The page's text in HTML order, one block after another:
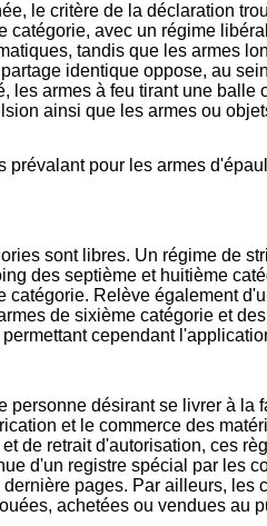
le critère de la déclaration
catégorie, avec un régime
tandis que les armes
identique oppose, au
les armes à feu tirant une balle
ainsi que les armes ou
pour les armes
sont libres. Un régime de
des septième et huitième
Relève également
de sixième catégorie et
cependant
personne désirant se livrer à la
et le commerce des
de retrait d'autorisation, ces
d'un registre spécial par les
pages. Par ailleurs, les
achetées ou vendues au